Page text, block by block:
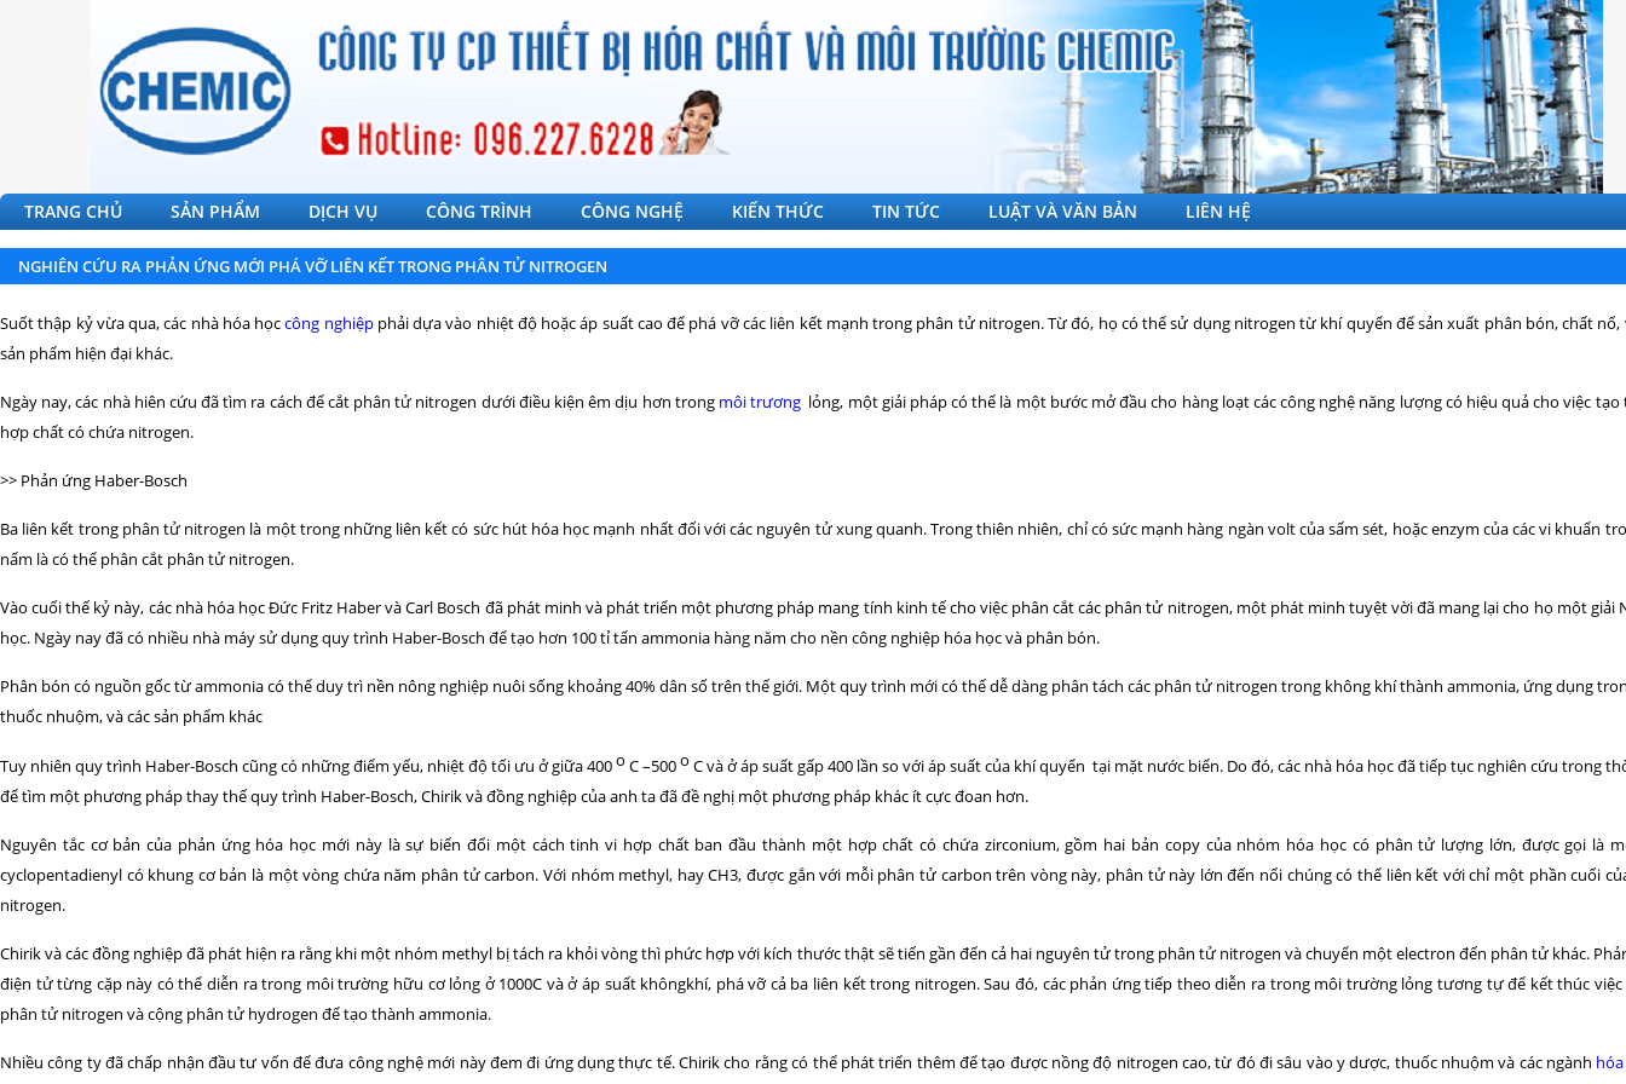
TRANG CHỦ SẢN PHẨM DỊCH VỤ CÔNG TRÌNH CÔNG NGHỆ KIẾN THỨC TIN TỨC LUẬT VÀ VĂN BẢN LIÊN HỆ
NGHIÊN CỨU RA PHẢN ỨNG MỚI PHÁ VỠ LIÊN KẾT TRONG PHÂN TỬ NITROGEN
Suốt thập kỷ vừa qua, các nhà hóa họccông nghiệpphải dựa vào nhiệt độ hoặc áp suất cao để phá vỡ các liên kết mạnh trong phân tử nitrogen. Từ đó, họ có thể sử dụng nitrogen từ khí quyển để sản xuất phân bón, chất
sản phẩm hiện đại khác.
Ngày nay, các nhà hiên cứu đã tìm ra cách để cắt phân tử nitrogen dưới điều kiện êm dịu hơn trong môi trương lỏng, một giải pháp có thể là một bước mở đầu cho hàng loạt các công nghệ năng lượng có hiệu quả cho việc tạo
hợp chất có chứa nitrogen.
>> Phản ứng Haber-Bosch
Ba liên kết trong phân tử nitrogen là một trong những liên kết có sức hút hóa học mạnh nhất đối với các nguyên tử xung quanh. Trong thiên nhiên, chỉ có sức mạnh hàng ngàn volt của sấm sét, hoặc enzym của các vi khuẩn
nấm là có thể phân cắt phân tử nitrogen.
Vào cuối thế kỷ này, các nhà hóa học Đức Fritz Haber và Carl Bosch đã phát minh và phát triển một phương pháp mang tính kinh tế cho việc phân cắt các phân tử nitrogen, một phát minh tuyệt vời đã mang lại cho họ một giải
học. Ngày nay đã có nhiều nhà máy sử dụng quy trình Haber-Bosch để tạo hơn 100 tỉ tấn ammonia hàng năm cho nền công nghiệp hóa học và phân bón.
Phân bón có nguồn gốc từ ammonia có thể duy trì nền nông nghiệp nuôi sống khoảng 40% dân số trên thế giới. Một quy trình mới có thể dễ dàng phân tách các phân tử nitrogen trong không khí thành ammonia, ứng dụng
thuốc nhuộm, và các sản phẩm khác
Tuy nhiên quy trình Haber-Bosch cũng có những điểm yếu, nhiệt độ tối ưu ở giữa 400o C –500o C và ở áp suất gấp 400 lần so với áp suất của khí quyển tại mặt nước biển. Do đó, các nhà hóa học đã tiếp tục nghiên cứu trong
để tìm một phương pháp thay thế quy trình Haber-Bosch, Chirik và đồng nghiệp của anh ta đã đề nghị một phương pháp khác ít cực đoan hơn.
Nguyên tắc cơ bản của phản ứng hóa học mới này là sự biến đổi một cách tinh vi hợp chất ban đầu thành một hợp chất có chứa zirconium, gồm hai bản copy của nhóm hóa học có phân tử lượng lớn, được gọi là
cyclopentadienyl có khung cơ bản là một vòng chứa năm phân tử carbon. Với nhóm methyl, hay CH3, được gắn với mỗi phân tử carbon trên vòng này, phân tử này lớn đến nổi chúng có thể liên kết với chỉ một phần cuối
nitrogen.
Chirik và các đồng nghiệp đã phát hiện ra rằng khi một nhóm methyl bị tách ra khỏi vòng thì phức hợp với kích thước thật sẽ tiến gần đến cả hai nguyên tử trong phân tử nitrogen và chuyển một electron đến phân tử khác.
điện tử từng cặp này có thể diễn ra trong môi trường hữu cơ lỏng ở 1000C và ở áp suất khôngkhí, phá vỡ cả ba liên kết trong nitrogen. Sau đó, các phản ứng tiếp theo diễn ra trong môi trường lỏng tương tự để kết thúc
phân tử nitrogen và cộng phân tử hydrogen để tạo thành ammonia.
Nhiều công ty đã chấp nhận đầu tư vốn để đưa công nghệ mới này đem đi ứng dụng thực tế. Chirik cho rằng có thể phát triển thêm để tạo được nồng độ nitrogen cao, từ đó đi sâu vào y dược, thuốc nhuộm và các ngành